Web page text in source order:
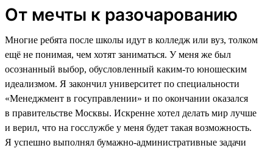
От мечты к разочарованию
Многие ребята после школы идут в колледж или вуз, толком
ещё не понимая, чем хотят заниматься. У меня же был
осознанный выбор, обусловленный каким-то юношеским
идеализмом. Я закончил университет по специальности
«Менеджмент в госуправлении» и по окончании оказался
в правительстве Москвы. Искренне хотел делать мир лучше
и верил, что на госслужбе у меня будет такая возможность.
Я успешно выполнял бумажно-административные задачи